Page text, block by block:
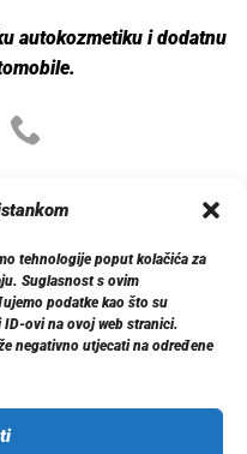
tehnologije poput kolačića za
Suglasnost s ovim
podatke kao što su
ovi na ovoj web stranici.
negativno utjecati na određene
autokozmetiku i dodatnu